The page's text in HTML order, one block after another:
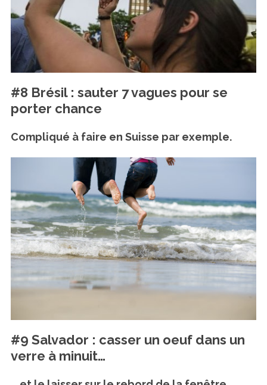
#8 Brésil : sauter 7 vagues pour se
porter chance
Compliqué à faire en Suisse par exemple.
#9 Salvador : casser un oeuf dans un
verre à minuit…